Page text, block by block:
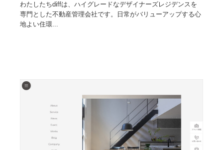
わたしたちdiffは、ハイグレードなデザイナーズレジデンスを
専門とした不動産管理会社です。日常がバリューアップする心
地よい住環...